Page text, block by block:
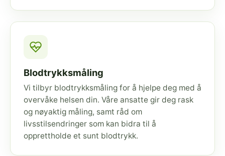
Blodtrykksmåling
Vi tilbyr blodtrykksmåling for å hjelpe deg med å
overvåke helsen din. Våre ansatte gir deg rask
og nøyaktig måling, samt råd om
livsstilsendringer som kan bidra til å
opprettholde et sunt blodtrykk.